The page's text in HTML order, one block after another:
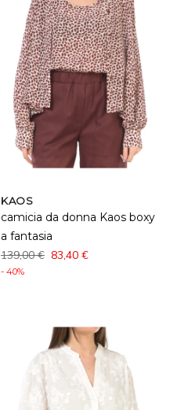
KAOS
camicia da donna Kaos boxy
a fantasia
139,00 € 83,40 €
- 40%